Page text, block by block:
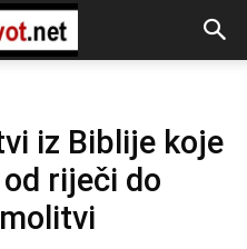
iz Biblije koje
riječi do